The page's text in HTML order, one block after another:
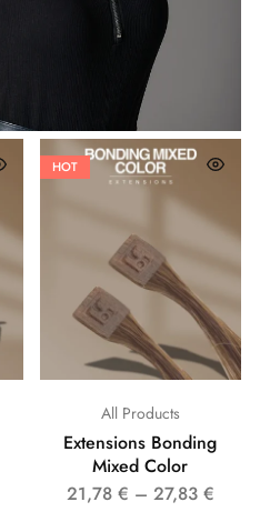
HOT
All Products
Extensions Bonding
Mixed Color
21,78 € – 27,83 €